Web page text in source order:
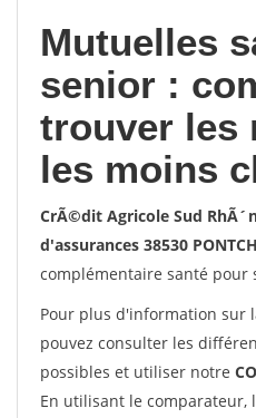
Mutuelles
senior :
trouver les
les moins
CrÃ©dit Agricole Sud
d'assurances 38530
complémentaire santé pour
Pour plus d'information sur
pouvez consulter les
possibles et utiliser notre
En utilisant le comparateur,